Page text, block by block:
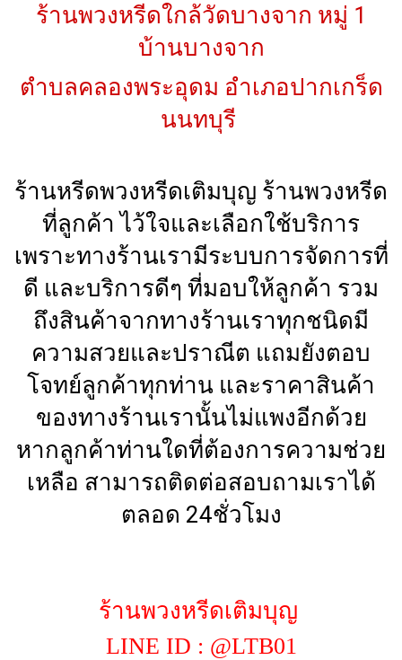
ร้านพวงหรีดใกล้วัดบางจาก หมู่ 1
บ้านบางจาก
ตำบลคลองพระอุดม อำเภอปากเกร็ด
นนทบุรี
ร้านหรีดพวงหรีดเติมบุญ ร้านพวงหรีด
ที่ลูกค้า ไว้ใจและเลือกใช้บริการ
เพราะทางร้านเรามีระบบการจัดการที่
ดี และบริการดีๆ ที่มอบให้ลูกค้า รวม
ถึงสินค้าจากทางร้านเราทุกชนิดมี
ความสวยและปราณีต แถมยังตอบ
โจทย์ลูกค้าทุกท่าน และราคาสินค้า
ของทางร้านเรานั้นไม่แพงอีกด้วย
หากลูกค้าท่านใดที่ต้องการความช่วย
เหลือ สามารถติดต่อสอบถามเราได้
ตลอด 24ชั่วโมง
ร้านพวงหรีดเติมบุญ
LINE ID : @LTB01